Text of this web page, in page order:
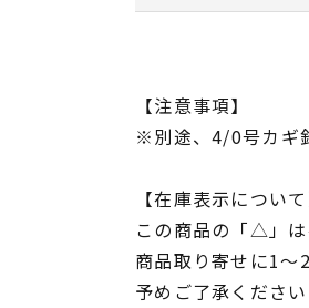
【注意事項】
※別途、4/0号カギ
【在庫表示について
この商品の「△」は
商品取り寄せに1～
予めご了承ください